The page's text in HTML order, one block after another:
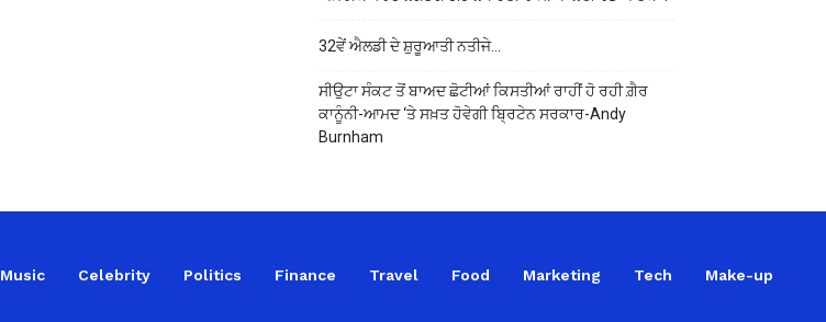
32ਵੇਂ ਐਲਡੀ ਦੇ ਸ਼ੁਰੂਆਤੀ ਨਤੀਜੇ…
ਸੀਉਟਾ ਸੰਕਟ ਤੋਂ ਬਾਅਦ ਛੋਟੀਆਂ ਕਿਸਤੀਆਂ ਰਾਹੀਂ ਹੋ ਰਹੀ ਗ਼ੈਰ
ਕਾਨੂੰਨੀ-ਆਮਦ ‘ਤੇ ਸਖ਼ਤ ਹੋਵੇਗੀ ਬ੍ਰਿਟੇਨ ਸਰਕਾਰ-Andy
Burnham
Music Celebrity Politics Finance Travel Food Marketing Tech Make-up